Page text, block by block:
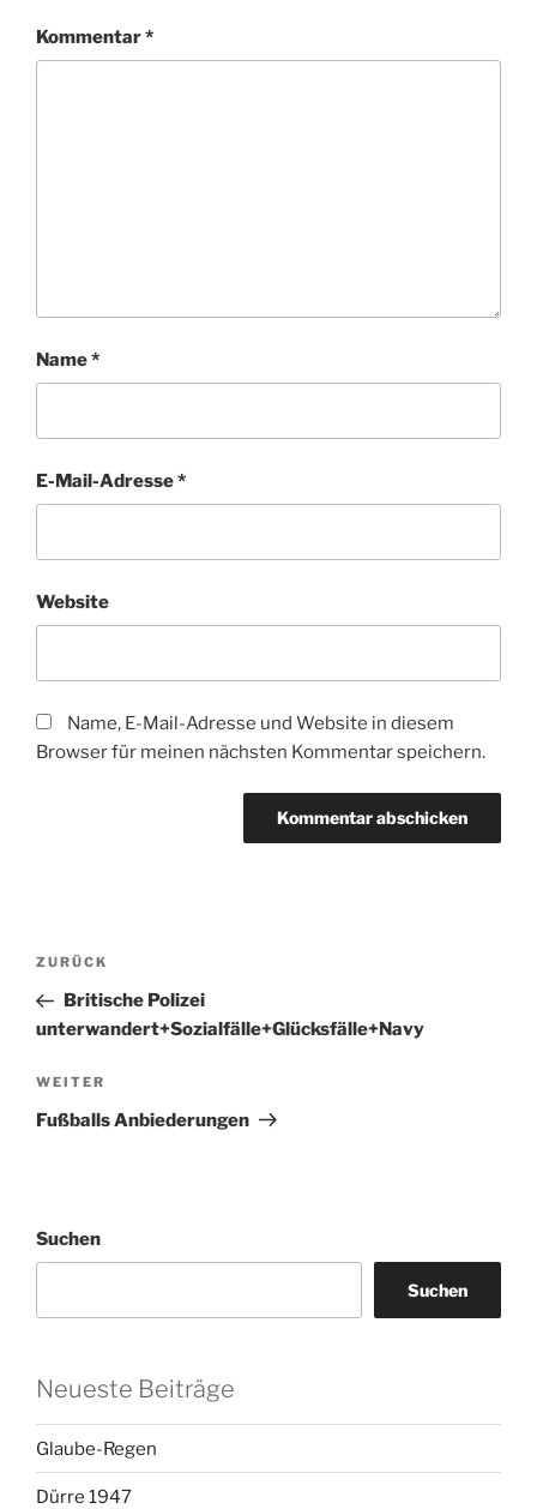
Kommentar*
Name*
E-Mail-Adresse*
Website
Name, E-Mail-Adresse und Website in diesem
Browser für meinen nächsten Kommentar speichern.
Beitragsnavigation
Vorheriger
Beitrag
ZURÜCK
Britische Polizei
unterwandert+Sozialfälle+Glücksfälle+Navy
Nächster
Beitrag
WEITER
Fußballs Anbiederungen
Suchen
Suchen
Neueste Beiträge
Glaube-Regen
Dürre 1947